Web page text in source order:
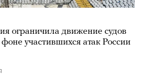
ограничила движение судов
участившихся атак России